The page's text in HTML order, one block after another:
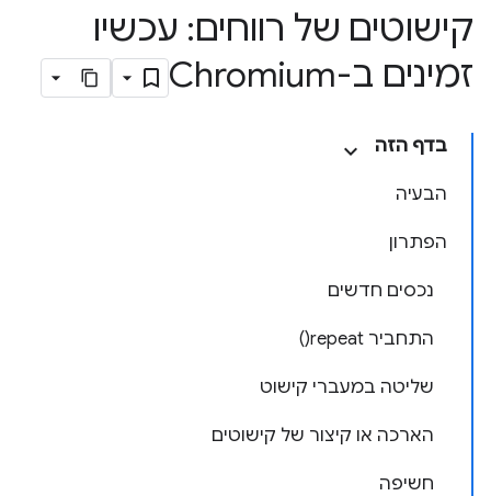
קישוטים של רווחים: עכשיו
זמינים ב-Chromium
בדף הזה
הבעיה
הפתרון
נכסים חדשים
התחביר repeat(
)
שליטה במעברי קישוט
הארכה או קיצור של קישוטים
חשיפה